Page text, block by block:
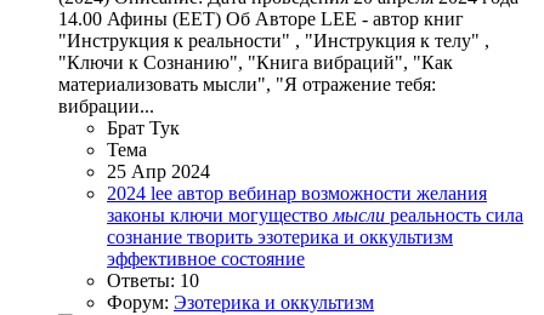
14.00 Афины (EET) Об Авторе LEE - автор книг
"Инструкция к реальности" , "Инструкция к телу" ,
"Ключи к Сознанию", "Книга вибраций", "Как
материализовать мысли", "Я отражение тебя:
вибрации...
Брат Тук
Тема
25 Апр 2024
2024 lee автор вебинар возможности желания
законы ключи могуществомысли реальность сила
сознание творить эзотерика и оккультизм
эффективное состояние
Ответы: 10
Форум: Эзотерика и оккультизм